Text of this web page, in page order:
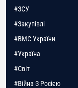
#ЗСУ
#Закупівлі
#ВМС України
#Україна
#Світ
#Війна З Росією